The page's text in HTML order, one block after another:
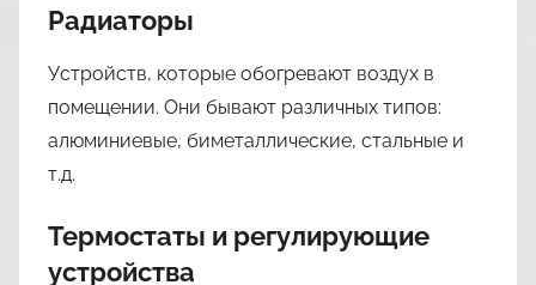
Радиаторы
Устройств, которые обогревают воздух в
помещении. Они бывают различных типов:
алюминиевые, биметаллические, стальные и
т.д.
Термостаты и регулирующие
устройства